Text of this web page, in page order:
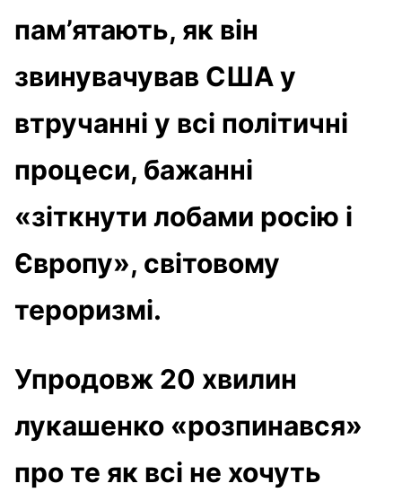
пам’ятають, як він
звинувачував США у
втручанні у всі політичні
процеси, бажанні
«зіткнути лобами росію і
Європу», світовому
тероризмі.
Упродовж 20 хвилин
лукашенко «розпинався»
про те як всі не хочуть